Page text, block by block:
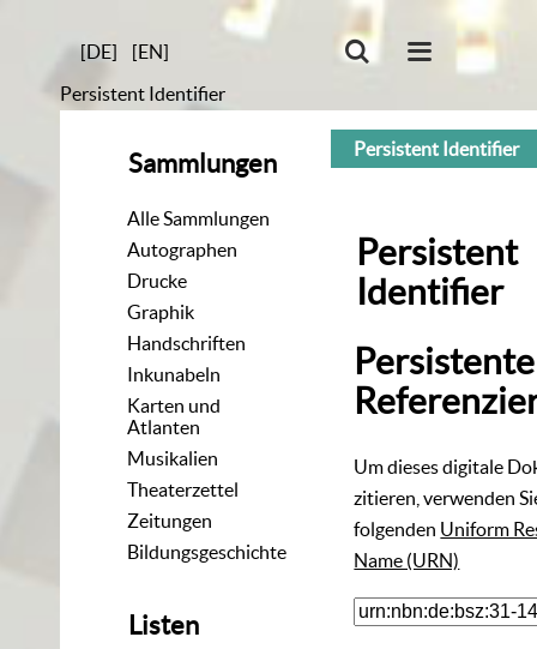
[DE]
[EN]
Persistent Identifier
Sammlungen
Alle Sammlungen
Autographen
Drucke
Graphik
Handschriften
Inkunabeln
Karten und
Atlanten
Musikalien
Theaterzettel
Zeitungen
Bildungsgeschichte
Listen
Persistent Identifier
Persistent
Identifier
Persistente
Um dieses digitale
zitieren, verwenden
folgenden Uniform
Name (URN)